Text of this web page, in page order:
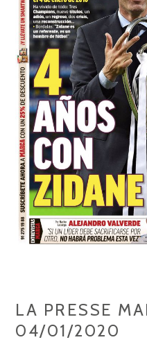
LA PRESSE
04/01/2020